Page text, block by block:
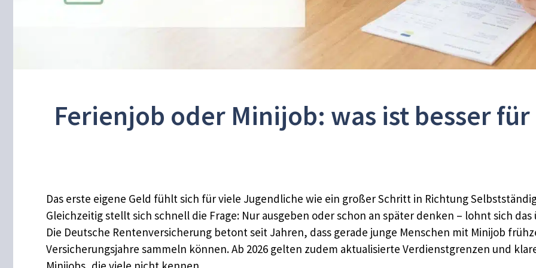
Ferienjob oder Minijob: was ist besser
Das erste eigene Geld fühlt sich für viele Jugendliche wie ein großer Schritt in Richtung
Gleichzeitig stellt sich schnell die Frage: Nur ausgeben oder schon an später denken – lohnt sich das
Die Deutsche Rentenversicherung betont seit Jahren, dass gerade junge Menschen mit Minijob
Versicherungsjahre sammeln können. Ab 2026 gelten zudem aktualisierte Verdienstgrenzen und